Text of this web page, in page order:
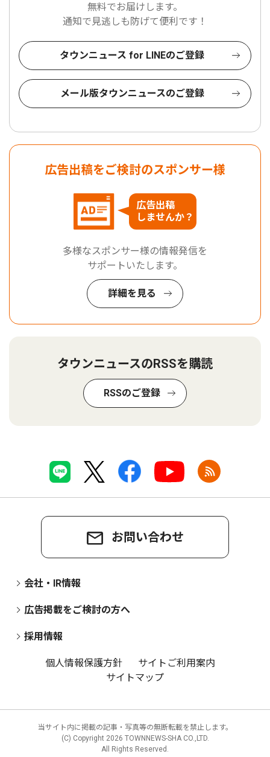
無料でお届けします。
通知で見逃しも防げて便利です！
タウンニュース for LINEのご登録
メール版タウンニュースのご登録
広告出稿をご検討のスポンサー様
広告出稿
しませんか？
多様なスポンサー様の情報発信を
サポートいたします。
詳細を見る
タウンニュースのRSSを購読
RSSのご登録
お問い合わせ
会社・IR情報
広告掲載をご検討の方へ
採用情報
個人情報保護方針
サイトご利用案内
サイトマップ
当サイト内に掲載の記事・写真等の無断転載を禁止します。
(C) Copyright 2026 TOWNNEWS-SHA CO.,LTD.
All Rights Reserved.